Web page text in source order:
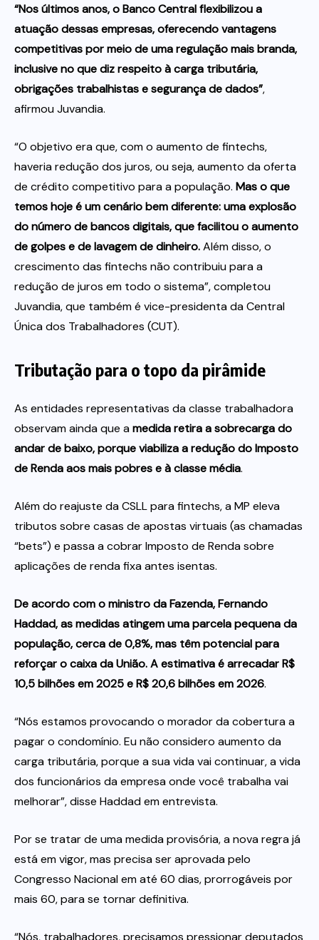
“Nos últimos anos, o Banco Central flexibilizou a
atuação dessas empresas, oferecendo vantagens
competitivas por meio de uma regulação mais branda,
inclusive no que diz respeito à carga tributária,
obrigações trabalhistas e segurança de dados”,
afirmou Juvandia.
“O objetivo era que, com o aumento de fintechs,
haveria redução dos juros, ou seja, aumento da oferta
de crédito competitivo para a população. Mas o que
temos hoje é um cenário bem diferente: uma explosão
do número de bancos digitais, que facilitou o aumento
de golpes e de lavagem de dinheiro.Além disso, o
crescimento das fintechs não contribuiu para a
redução de juros em todo o sistema”, completou
Juvandia, que também é vice-presidenta da Central
Única dos Trabalhadores (CUT).
Tributação para o topo da pirâmide
As entidades representativas da classe trabalhadora
observam ainda que amedida retira a sobrecarga do
andar de baixo, porque viabiliza a redução do Imposto
de Renda aos mais pobres e à classe média.
Além do reajuste da CSLL para fintechs, a MP eleva
tributos sobre casas de apostas virtuais (as chamadas
“bets”) e passa a cobrar Imposto de Renda sobre
aplicações de renda fixa antes isentas.
De acordo com o ministro da Fazenda, Fernando
Haddad, as medidas atingem uma parcela pequena da
população, cerca de 0,8%, mas têm potencial para
reforçar o caixa da União. A estimativa é arrecadar R$
10,5 bilhões em 2025 e R$ 20,6 bilhões em 2026.
“Nós estamos provocando o morador da cobertura a
pagar o condomínio. Eu não considero aumento da
carga tributária, porque a sua vida vai continuar, a vida
dos funcionários da empresa onde você trabalha vai
melhorar”, disse Haddad em entrevista.
Por se tratar de uma medida provisória, a nova regra já
está em vigor, mas precisa ser aprovada pelo
Congresso Nacional em até 60 dias, prorrogáveis por
mais 60, para se tornar definitiva.